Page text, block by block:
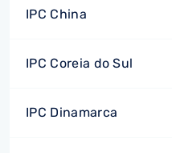
IPC China
IPC Coreia do Sul
IPC Dinamarca